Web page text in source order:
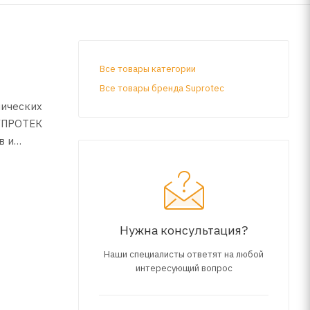
и
менее
Все товары категории
Все товары бренда Suprotec
Нужна консультация?
Наши специалисты ответят на любой
интересующий вопрос